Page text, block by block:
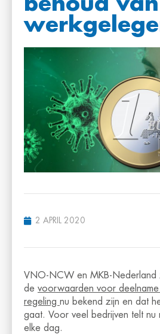
2 APRIL 2020
VNO-NCW en MKB-Nederland
de voorwaarden voor
regeling nu bekend zijn en dat
gaat. Voor veel bedrijven telt nu
elke dag.